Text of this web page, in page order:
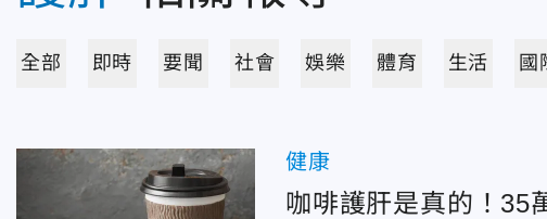
全部 即時 要聞 社會 娛樂 體育 生活 國
健康
咖啡護肝是真的！35